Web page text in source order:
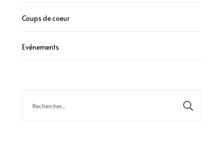
Coups de coeur
Evénements